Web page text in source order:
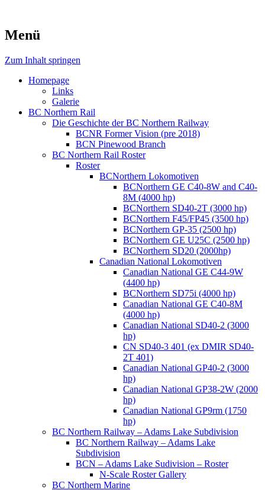
Menü
Zum Inhalt springen
Homepage
Links
Galerie
BC Northern Rail
Die Geschichte der BC Northern Railway
BCNR Former Vision (pre 2018)
BCN Pinewood Branch
BC Northern Rail Roster
Roster
BCNorthern Lokomotiven
BCNorthern GE C40-8W and C40-
8M (4000 hp)
BCNorthern SD40-2T (3000 hp)
BCNorthern F45/FP45 (3500 hp)
BCNorthern GP-35 (2500 hp)
BCNorthern GE U25C (2500 hp)
BCNorthern SD20 (2000hp)
Canadian National Lokomotiven
Canadian National GE C44-9W
(4400 hp)
BCNorthern SD75i (4000 hp)
Canadian National GE C40-8M
(4000 hp)
Canadian National SD40-2 (3000
hp)
CN SD40-3 401 (ex DMIR SD40-
2T 401)
Canadian National GP40-2 (3000
hp)
Canadian National GP38-2W (2000
hp)
Canadian National GP9rm (1750
hp)
BC Northern Railway – Adams Lake Subdivision
BC Northern Railway – Adams Lake
Subdivision
BCN – Adams Lake Sudivision – Roster
N-Scale Roster Gallery
BC Northern Marine